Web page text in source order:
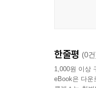
한줄평 (0
1,000원 이상
eBook은 다운